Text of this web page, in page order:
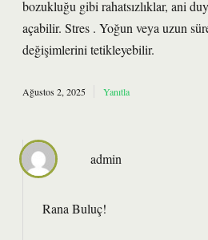
bozukluğu gibi rahatsızlıklar, ani
açabilir. Stres . Yoğun veya uzun
değişimlerini tetikleyebilir.
Ağustos 2, 2025 Yanıtla
admin
Rana Buluç!